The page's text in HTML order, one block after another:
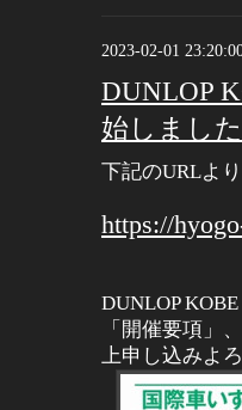
2023-02-01
DUNLOP
始しました
下記のURLよ
https://
DUNLOP
「開催要項」
上申し込みよ